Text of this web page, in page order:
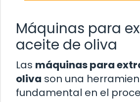
Máquinas para
aceite de oliva
Las máquinas para
oliva son una
fundamental en el